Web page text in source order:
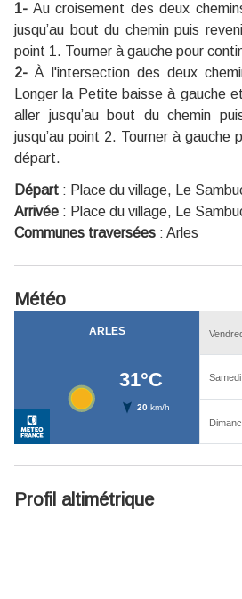
1- Au croisement des deux
jusqu’au bout du chemin puis
point 1. Tourner à gauche pour
2- À l'intersection des deux
Longer la Petite baisse à gauche
aller jusqu’au bout du chemin
jusqu’au point 2. Tourner à gauche
départ.
Départ : Place du village, Le
Arrivée : Place du village, Le
Communes traversées : Arles
Météo
Profil altimétrique